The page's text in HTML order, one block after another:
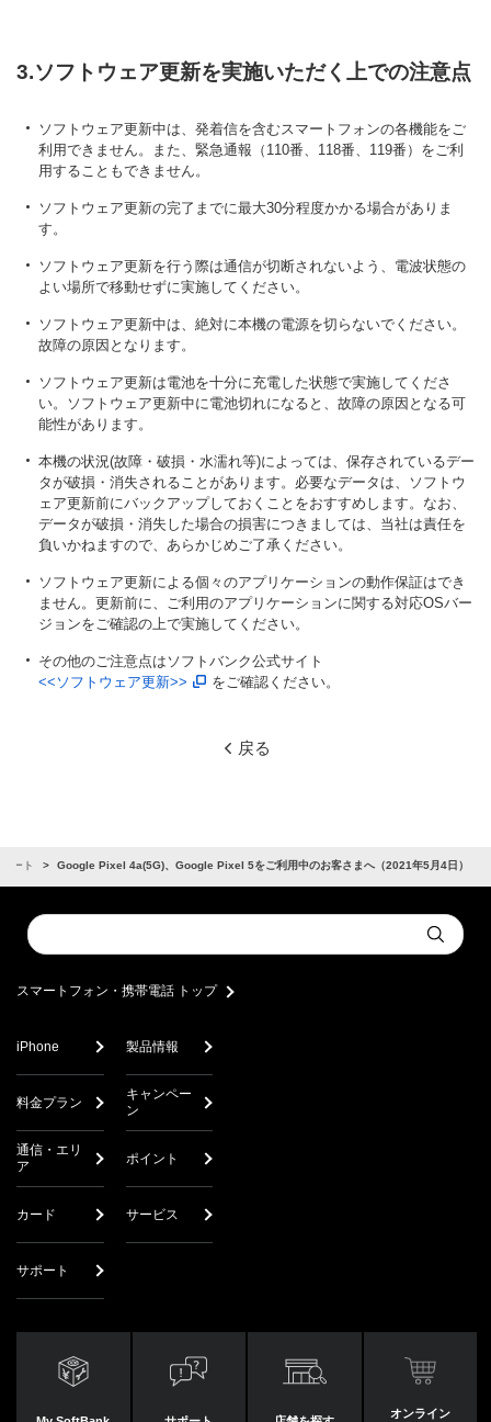
3.ソフトウェア更新を実施いただく上での注意点
ソフトウェア更新中は、発着信を含むスマートフォンの各機能をご
利用できません。また、緊急通報（110番、118番、119番）をご利
用することもできません。
ソフトウェア更新の完了までに最大30分程度かかる場合がありま
す。
ソフトウェア更新を行う際は通信が切断されないよう、電波状態の
よい場所で移動せずに実施してください。
ソフトウェア更新中は、絶対に本機の電源を切らないでください。
故障の原因となります。
ソフトウェア更新は電池を十分に充電した状態で実施してくださ
い。ソフトウェア更新中に電池切れになると、故障の原因となる可
能性があります。
本機の状況(故障・破損・水濡れ等)によっては、保存されているデー
タが破損・消失されることがあります。必要なデータは、ソフトウ
ェア更新前にバックアップしておくことをおすすめします。なお、
データが破損・消失した場合の損害につきましては、当社は責任を
負いかねますので、あらかじめご了承ください。
ソフトウェア更新による個々のアプリケーションの動作保証はでき
ません。更新前に、ご利用のアプリケーションに関する対応OSバー
ジョンをご確認の上で実施してください。
その他のご注意点はソフトバンク公式サイト
<<ソフトウェア更新>>
をご確認ください。
戻る
ート Google Pixel 4a(5G)、Google Pixel 5をご利用中のお客さまへ（2021年5月4日）
Conduct
a
Submit
スマートフォン・携帯電話 トップ
iPhone 製品情報
料金プラン
キャンペー
ン
通信・エリ
ア
ポイント
カード サービス
サポート
オンライン